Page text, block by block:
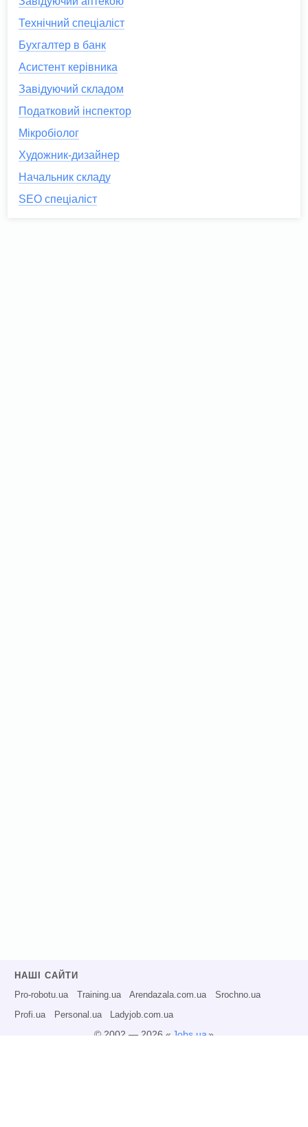
Технічний спеціаліст
Бухгалтер в банк
Асистент керівника
Завідуючий складом
Податковий інспектор
Мікробіолог
Художник-дизайнер
Начальник складу
SEO спеціаліст
НАШІ САЙТИ
Pro-robotu.ua Training.ua Arendazala.com.ua Srochno.ua
Profi.ua Personal.ua Ladyjob.com.ua
© 2002 — 2026 « Jobs.ua»